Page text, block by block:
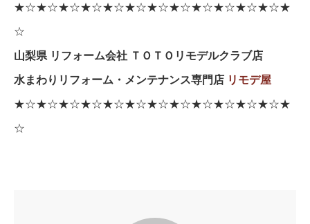
★☆★☆★☆★☆★☆★☆★☆★☆★☆★☆★☆★☆★
☆
山梨県 リフォーム会社 ＴＯＴＯリモデルクラブ店
水まわりリフォーム・メンテナンス専門店 リモデ屋
★☆★☆★☆★☆★☆★☆★☆★☆★☆★☆★☆★☆★
☆